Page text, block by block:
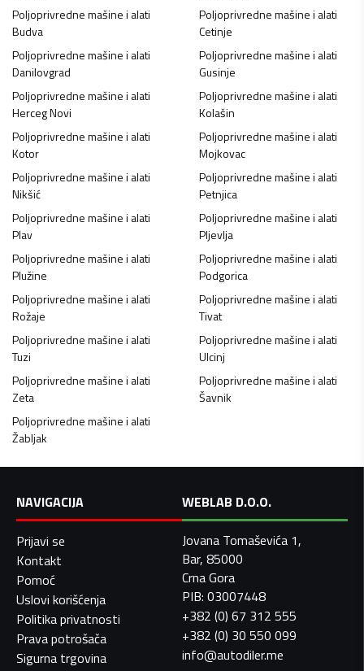
Poljoprivredne mašine i alati
Budva
Poljoprivredne mašine i alati
Cetinje
Poljoprivredne mašine i alati
Danilovgrad
Poljoprivredne mašine i alati
Gusinje
Poljoprivredne mašine i alati
Herceg Novi
Poljoprivredne mašine i alati
Kolašin
Poljoprivredne mašine i alati
Kotor
Poljoprivredne mašine i alati
Mojkovac
Poljoprivredne mašine i alati
Nikšić
Poljoprivredne mašine i alati
Petnjica
Poljoprivredne mašine i alati
Plav
Poljoprivredne mašine i alati
Pljevlja
Poljoprivredne mašine i alati
Plužine
Poljoprivredne mašine i alati
Podgorica
Poljoprivredne mašine i alati
Rožaje
Poljoprivredne mašine i alati
Tivat
Poljoprivredne mašine i alati
Tuzi
Poljoprivredne mašine i alati
Ulcinj
Poljoprivredne mašine i alati
Zeta
Poljoprivredne mašine i alati
Šavnik
Poljoprivredne mašine i alati
Žabljak
NAVIGACIJA
Prijavi se
Kontakt
Pomoć
Uslovi korišćenja
Politika privatnosti
Prava potrošača
Sigurna trgovina
WEBLAB D.O.O.
Jovana Tomaševića 1,
Bar, 85000
Crna Gora
PIB: 03007448
+382 (0) 67 312 555
+382 (0) 30 550 099
info@autodiler.me